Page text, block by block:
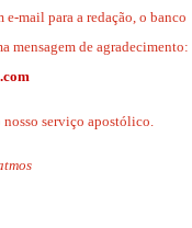
mail para a redação, o banco
mensagem de agradecimento:
serviço apostólico.